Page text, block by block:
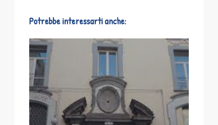
Potrebbe interessarti anche: